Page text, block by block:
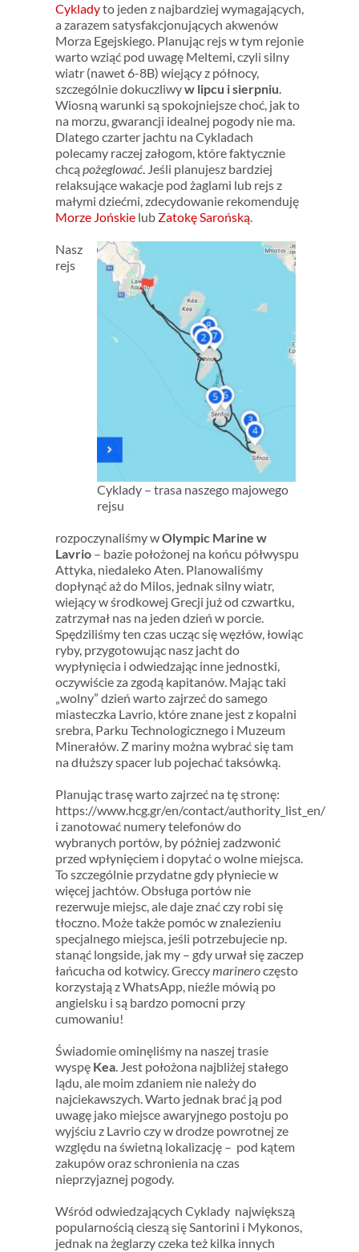
Cykladyto jeden z najbardziej wymagających,
a zarazem satysfakcjonujących akwenów
Morza Egejskiego. Planując rejs w tym rejonie
warto wziąć pod uwagę Meltemi, czyli silny
wiatr (nawet 6-8B) wiejący z północy,
szczególnie dokuczliwyw lipcu i sierpniu.
Wiosną warunki są spokojniejsze choć, jak to
na morzu, gwarancji idealnej pogody nie ma.
Dlatego czarter jachtu na Cykladach
polecamy raczej załogom, które faktycznie
chcą pożeglować. Jeśli planujesz bardziej
relaksujące wakacje pod żaglami lub rejs z
małymi dziećmi, zdecydowanie rekomenduję
Morze Jońskielub Zatokę Sarońską.
Cyklady – trasa naszego majowego
rejsu
Nasz
rejs
rozpoczynaliśmy wOlympic Marine w
Lavrio– bazie położonej na końcu półwyspu
Attyka, niedaleko Aten. Planowaliśmy
dopłynąć aż do Milos, jednak silny wiatr,
wiejący w środkowej Grecji już od czwartku,
zatrzymał nas na jeden dzień w porcie.
Spędziliśmy ten czas ucząc się węzłów, łowiąc
ryby, przygotowując nasz jacht do
wypłynięcia i odwiedzając inne jednostki,
oczywiście za zgodą kapitanów. Mając taki
„wolny” dzień warto zajrzeć do samego
miasteczka Lavrio, które znane jest z kopalni
srebra, Parku Technologicznego i Muzeum
Minerałów. Z mariny można wybrać się tam
na dłuższy spacer lub pojechać taksówką.
Planując trasę warto zajrzeć na tę stronę:
https://www.hcg.gr/en/contact/authority_list_en/
i zanotować numery telefonów do
wybranych portów, by póżniej zadzwonić
przed wpłynięciem i dopytać o wolne miejsca.
To szczególnie przydatne gdy płyniecie w
więcej jachtów. Obsługa portów nie
rezerwuje miejsc, ale daje znać czy robi się
tłoczno. Może także pomóc w znalezieniu
specjalnego miejsca, jeśli potrzebujecie np.
stanąć longside, jak my – gdy urwał się zaczep
łańcucha od kotwicy. Greccymarineroczęsto
korzystają z WhatsApp, nieźle mówią po
angielsku i są bardzo pomocni przy
cumowaniu!
Świadomie ominęliśmy na naszej trasie
wyspę Kea. Jest położona najbliżej stałego
lądu, ale moim zdaniem nie należy do
najciekawszych. Warto jednak brać ją pod
uwagę jako miejsce awaryjnego postoju po
wyjściu z Lavrio czy w drodze powrotnej ze
względu na świetną lokalizację – pod kątem
zakupów oraz schronienia na czas
nieprzyjaznej pogody.
Wśród odwiedzających Cyklady największą
popularnością cieszą się Santorini i Mykonos,
jednak na żeglarzy czeka też kilka innych